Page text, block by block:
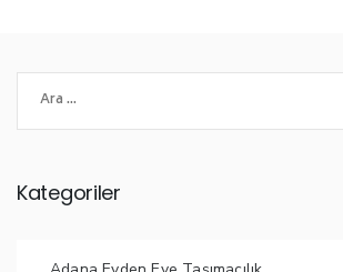
Kategoriler